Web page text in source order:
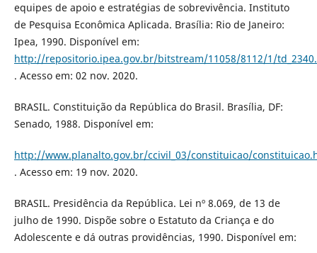
equipes de apoio e estratégias de sobrevivência. Instituto
de Pesquisa Econômica Aplicada. Brasília: Rio de Janeiro:
Ipea, 1990. Disponível em:
http://repositorio.ipea.gov.br/bitstream/11058/8112/1/
. Acesso em: 02 nov. 2020.
BRASIL. Constituição da República do Brasil. Brasília, DF:
Senado, 1988. Disponível em:
http://www.planalto.gov.br/ccivil_03/constituicao/
. Acesso em: 19 nov. 2020.
BRASIL. Presidência da República. Lei nº 8.069, de 13 de
julho de 1990. Dispõe sobre o Estatuto da Criança e do
Adolescente e dá outras providências, 1990. Disponível em: